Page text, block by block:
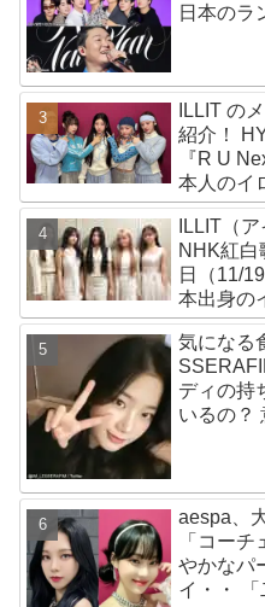
日本のラ
ILLIT の
紹介！
『R U
本人のイ
ールズグ
「
ト
ILLIT（
NHK紅白
日（11/
本出身の
を語る「
ジ…嬉し
気になる
ディの持
いるの？
aespa、
「コー
やかなパ
イ・・